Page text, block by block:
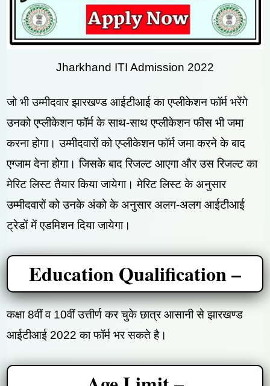
Jharkhand ITI Admission 2022
जो भी उम्मीदवार झारखण्ड आईटीआई का एप्लीकेशन फॉर्म भरेंगे
उनको एप्लीकेशन फॉर्म के साथ-साथ एप्लीकेशन फीस भी जमा
करना होगा। उम्मीदवारों को एप्लीकेशन फॉर्म जमा करने के बाद
एग्जाम देना होगा। जिसके बाद रिजल्ट आएगा और उस रिजल्ट का
मेरिट लिस्ट तैयार किया जायेगा। मेरिट लिस्ट के अनुसार
उम्मीदवारों को उनके अंको के अनुसार अलग-अलग आईटीआई
ट्रेडों में एडमिशन दिया जायेगा।
Education Qualification –
कक्षा 8वीं व 10वीं उत्तीर्ण कर चुके छात्र आसानी से झारखण्ड
आईटीआई 2022 का फॉर्म भर सकते है।